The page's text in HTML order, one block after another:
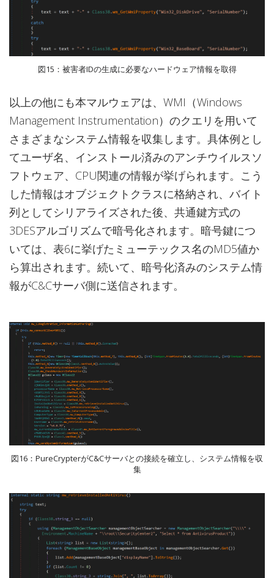
図15：被害者IDの生成に必要なハードウェア情報を取得
以上の他にも本マルウェアは、WMI（Windows
Management Instrumentation）のクエリを用いて
さまざまなシステム情報を収集します。具体例とし
てユーザ名、インストール済みのアンチウイルスソ
フトウェア、CPU関連の情報が挙げられます。こう
した情報はオブジェクトクラスに格納され、バイト
列としてシリアライズされた後、共通鍵方式の
3DESアルゴリズムで暗号化されます。暗号鍵につ
いては、表6に挙げたミューテックス名のMD5値か
ら算出されます。続いて、暗号化済みのシステム情
報がC&Cサーバ側に送信されます。
図16：PureCrypterがC&Cサーバとの接続を確立し、システム情報を収
集